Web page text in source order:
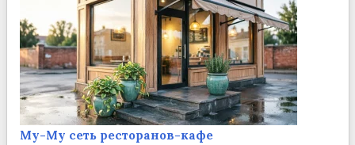
Му-Му сеть ресторанов-кафе